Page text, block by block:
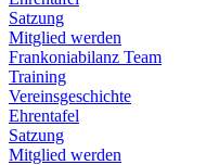
Satzung
Mitglied werden
Frankoniabilanz Team
Training
Vereinsgeschichte
Ehrentafel
Satzung
Mitglied werden